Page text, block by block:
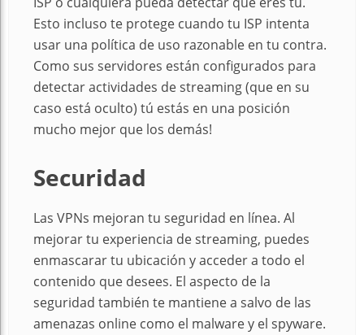
Esto incluso te protege cuando tu ISP intenta
usar una política de uso razonable en tu contra.
Como sus servidores están configurados para
detectar actividades de streaming (que en su
caso está oculto) tú estás en una posición
mucho mejor que los demás!
Securidad
Las VPNs mejoran tu seguridad en línea. Al
mejorar tu experiencia de streaming, puedes
enmascarar tu ubicación y acceder a todo el
contenido que desees. El aspecto de la
seguridad también te mantiene a salvo de las
amenazas online como el malware y el spyware.